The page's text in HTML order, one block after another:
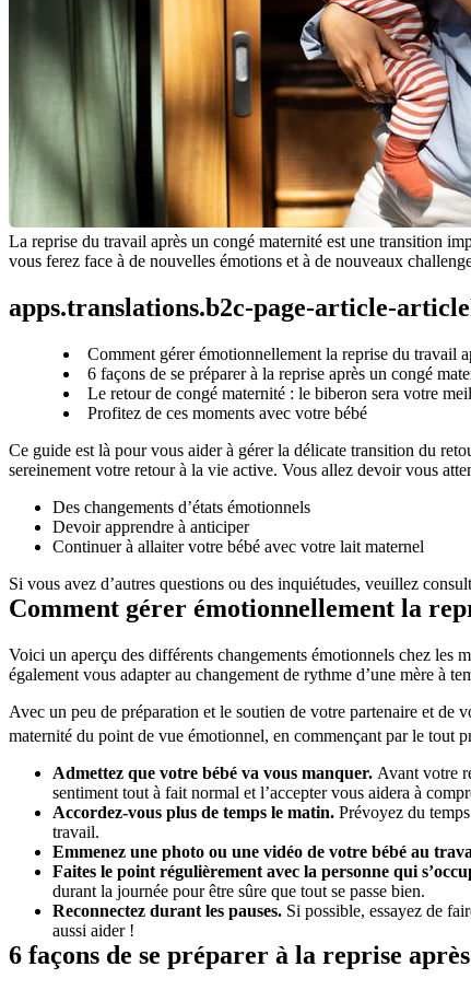
La reprise du travail après un congé maternité est une transition
vous ferez face à de nouvelles émotions et à de nouveaux
apps.translations.b2c-page-article-
Comment gérer émotionnellement la reprise du travail
6 façons de se préparer à la reprise après un congé
Le retour de congé maternité : le biberon sera votre
Profitez de ces moments avec votre bébé
Ce guide est là pour vous aider à gérer la délicate transition du
sereinement votre retour à la vie active. Vous allez devoir vous
Des changements d’états émotionnels
Devoir apprendre à anticiper
Continuer à allaiter votre bébé avec votre lait maternel
Si vous avez d’autres questions ou des inquiétudes, veuillez
Comment gérer émotionnellement la
Voici un aperçu des différents changements émotionnels chez les
également vous adapter au changement de rythme d’une mère à
Avec un peu de préparation et le soutien de votre partenaire et
maternité du point de vue émotionnel, en commençant par le tout
Admettez que votre bébé va vous manquer. Avant votre
sentiment tout à fait normal et l’accepter vous aidera à
Accordez-vous plus de temps le matin. Prévoyez du
travail.
Emmenez une photo ou une vidéo de votre bébé au
Faites le point régulièrement avec la personne qui
durant la journée pour être sûre que tout se passe bien.
Reconnectez durant les pauses. Si possible, essayez de
aussi aider !
6 façons de se préparer à la reprise